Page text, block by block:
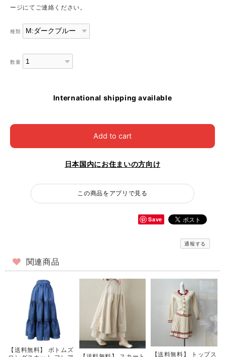
ージにてご連絡ください。
種類
数量
International shipping available
Add to cart
日本国内にお住まいの方向け
この商品をアプリで見る
Save
通報する
関連商品
【送料無料】 ボトムズ
【送料無料】 トップス